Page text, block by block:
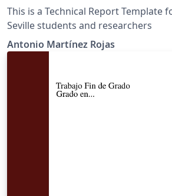
This is a Technical Report Template
Seville students and researchers
Antonio Martínez Rojas